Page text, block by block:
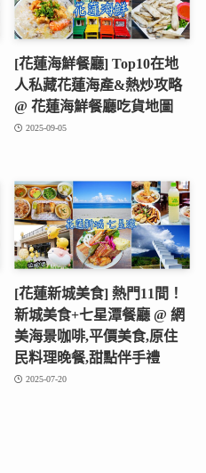
[花蓮海鮮餐廳] Top10在地
人私藏花蓮海產&熱炒攻略
@ 花蓮海鮮餐廳吃貨地圖
2025-09-05
[花蓮新城美食] 熱門11間！
新城美食+七星潭餐廳 @ 網
美海景咖啡,平價美食,原住
民料理晚餐,甜點伴手禮
2025-07-20